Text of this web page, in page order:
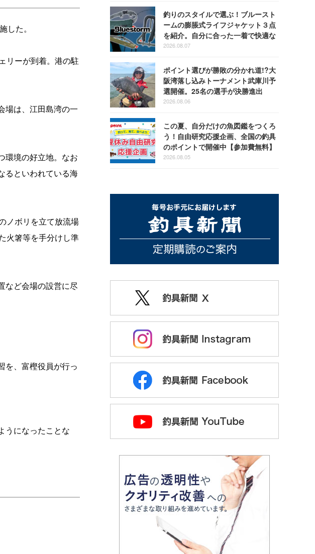
た。
リーが到着。港の駐
場は、江田島湾の一
環境の好立地。なお
るといわれている海
ノボリを立て放流場
火箸等を手分けし準
など会場の設営に尽
を、富樫役員が行っ
うになったことな
釣りのスタイルで選ぶ！ブルースト
ームの膨脹式ライフジャケット３点
を紹介。自分に合った一着で快適な
釣りを
2026.08.07
ポイント選びが勝敗の分かれ道!?大
阪湾落し込みトーナメント武庫川予
選開催。25名の選手が決勝進出
2026.08.06
この夏、自分だけの魚図鑑をつくろ
う！自由研究応援企画、全国の釣具
のポイントで開催中【参加費無料】
2026.08.05